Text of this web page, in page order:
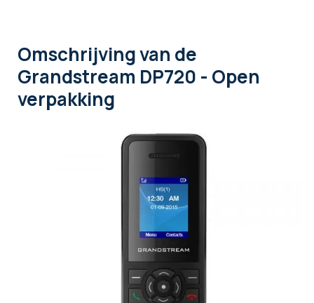
Omschrijvingvan de
Grandstream DP720 - Open
verpakking